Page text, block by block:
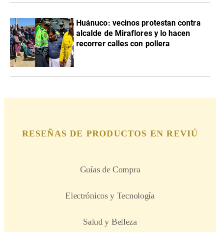
Huánuco: vecinos protestan contra
alcalde de Miraflores y lo hacen
recorrer calles con pollera